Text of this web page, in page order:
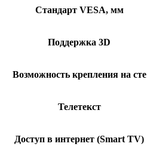
Стандарт VESA, мм
Поддержка 3D
Возможность крепления на сте
Телетекст
Доступ в интернет (Smart TV)